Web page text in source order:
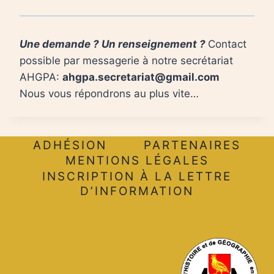
Une demande ? Un renseignement ? Contact
possible par messagerie à notre secrétariat
AHGPA: ahgpa.secretariat@gmail.com
Nous vous répondrons au plus vite…
ADHÉSION
PARTENAIRES
MENTIONS LÉGALES
INSCRIPTION À LA LETTRE
D’INFORMATION